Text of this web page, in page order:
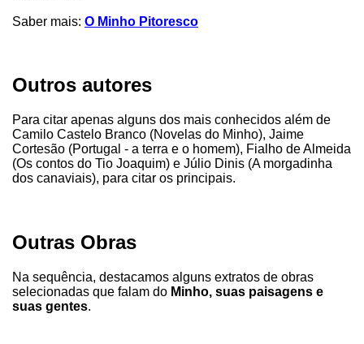
Saber mais: O Minho Pitoresco
Outros autores
Para citar apenas alguns dos mais conhecidos além de
Camilo Castelo Branco (Novelas do Minho), Jaime
Cortesão (Portugal - a terra e o homem), Fialho de Almeida
(Os contos do Tio Joaquim) e Júlio Dinis (A morgadinha
dos canaviais), para citar os principais.
Outras Obras
Na sequência, destacamos alguns extratos de obras
selecionadas que falam do Minho, suas paisagens e
suas gentes.